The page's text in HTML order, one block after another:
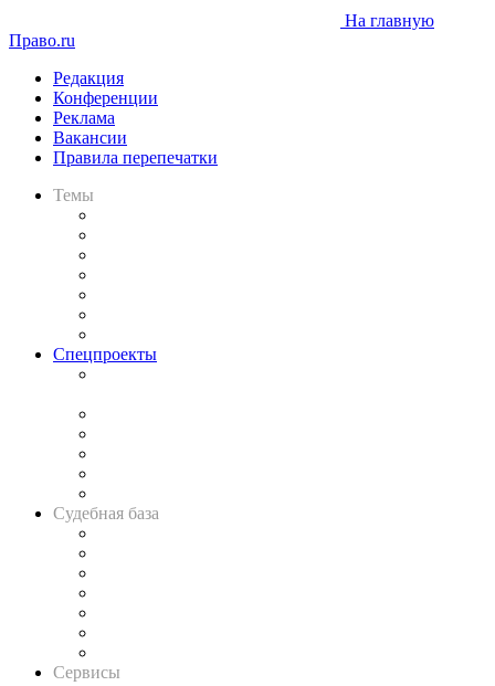
На главную
Право.ru
Редакция
Конференции
Реклама
Вакансии
Правила перепечатки
Темы
Спецпроекты
Судебная база
Сервисы